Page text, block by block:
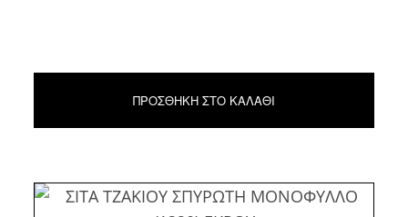
ΠΡΟΣΘΉΚΗ ΣΤΟ ΚΑΛΆΘΙ